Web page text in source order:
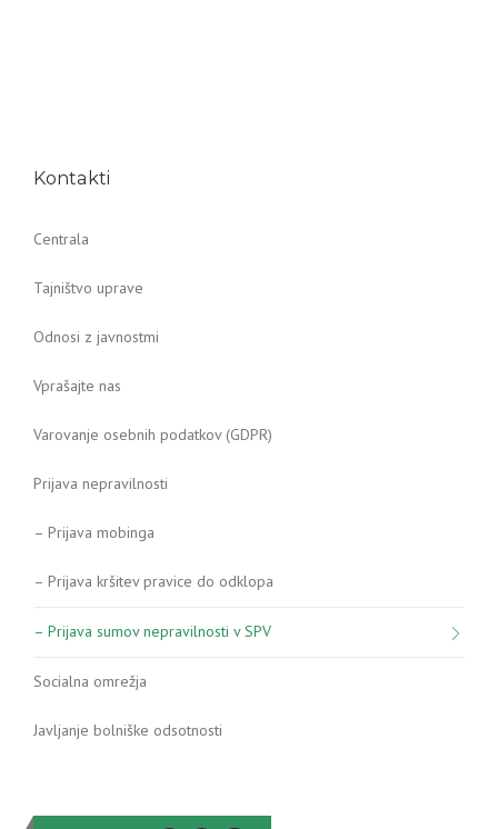
Kontakti
Centrala
Tajništvo uprave
Odnosi z javnostmi
Vprašajte nas
Varovanje osebnih podatkov (GDPR)
Prijava nepravilnosti
– Prijava mobinga
– Prijava kršitev pravice do odklopa
– Prijava sumov nepravilnosti v SPV
Socialna omrežja
Javljanje bolniške odsotnosti